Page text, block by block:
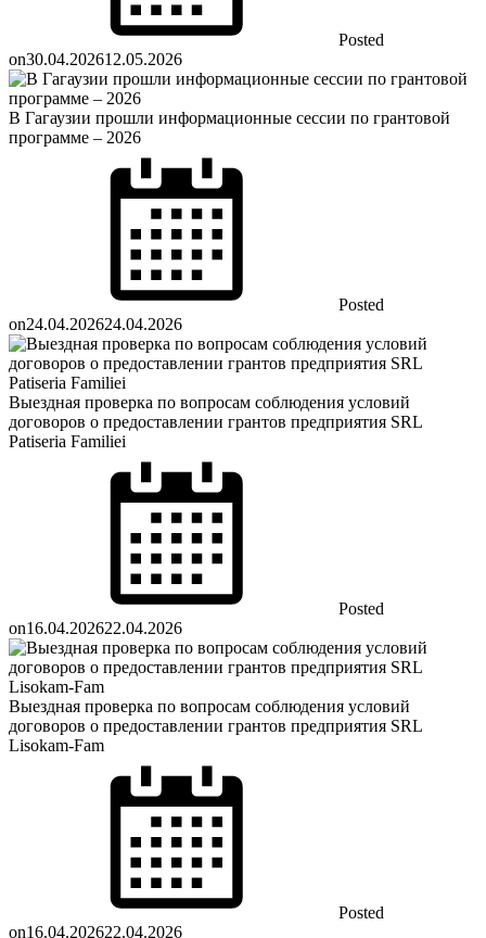
Posted
on30.04.202612.05.2026
В Гагаузии прошли информационные сессии по грантовой
программе – 2026
Posted
on24.04.202624.04.2026
Выездная проверка по вопросам соблюдения условий
договоров о предоставлении грантов предприятия SRL
Patiseria Familiei
Posted
on16.04.202622.04.2026
Выездная проверка по вопросам соблюдения условий
договоров о предоставлении грантов предприятия SRL
Lisokam-Fam
Posted
on16.04.202622.04.2026